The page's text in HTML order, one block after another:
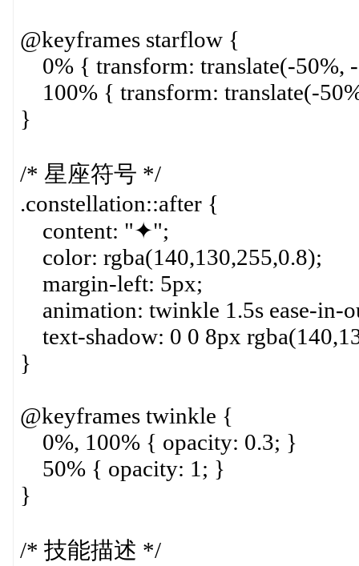
@keyframes starflow {
0% { transform: translate(-50%,
100% { transform: translate(-
}
/* 星座符号 */
.constellation::after {
content: "✦";
color: rgba(140,130,255,0.8);
margin-left: 5px;
animation: twinkle 1.5s ease-in-
text-shadow: 0 0 8px
}
@keyframes twinkle {
0%, 100% { opacity: 0.3; }
50% { opacity: 1; }
}
/* 技能描述 */